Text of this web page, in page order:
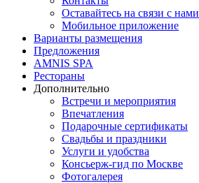
Оставайтесь на связи с нами
Мобильное приложение
Варианты размещения
Предложения
AMNIS SPA
Рестораны
Дополнительно
Встречи и мероприятия
Впечатления
Подарочные сертификаты
Свадьбы и праздники
Услуги и удобства
Консьерж-гид по Москве
Фотогалерея